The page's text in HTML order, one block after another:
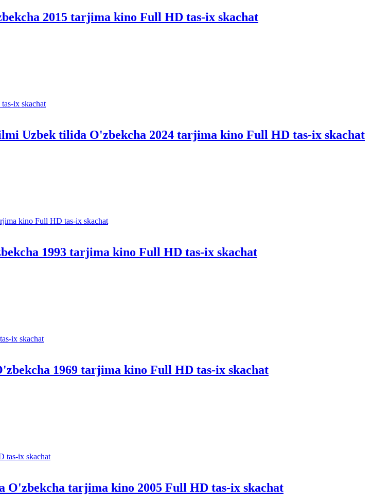
2015 tarjima kino Full HD tas-ix skachat
Uzbek tilida O'zbekcha 2024 tarjima kino Full HD tas-ix skachat
1993 tarjima kino Full HD tas-ix skachat
1969 tarjima kino Full HD tas-ix skachat
tarjima kino 2005 Full HD tas-ix skachat